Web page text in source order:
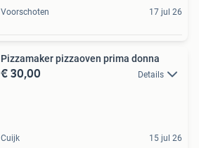
Voorschoten 17 jul 26
Pizzamaker pizzaoven prima donna
€ 30,00 Details
Cuijk 15 jul 26